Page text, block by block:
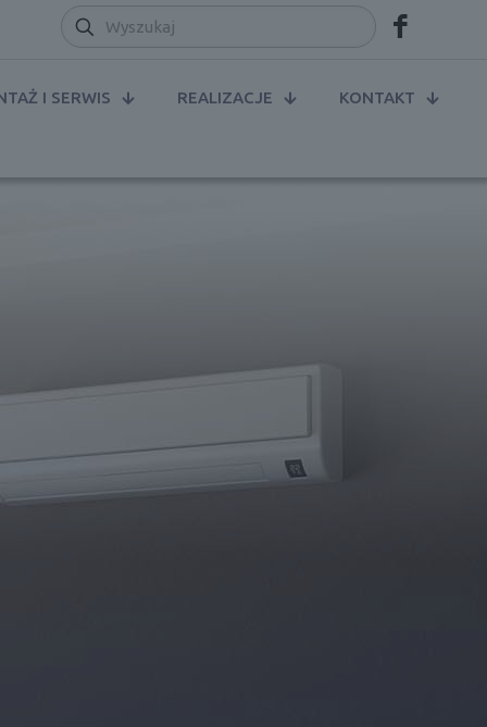
I SERWIS REALIZACJE KONTAKT